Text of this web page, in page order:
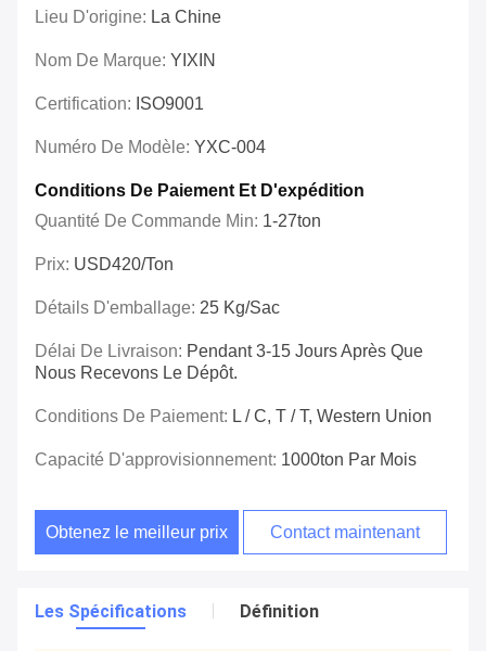
Lieu D'origine: La Chine
Nom De Marque: YIXIN
Certification: ISO9001
Numéro De Modèle: YXC-004
Conditions De Paiement Et D'expédition
Quantité De Commande Min: 1-27ton
Prix: USD420/ton
Détails D'emballage: 25 Kg/sac
Délai De Livraison: Pendant 3-15 Jours Après Que
Nous Recevons Le Dépôt.
Conditions De Paiement: L / C, T / T, Western Union
Capacité D'approvisionnement: 1000ton Par Mois
Obtenez le meilleur prix Contact maintenant
Les Spécifications Définition